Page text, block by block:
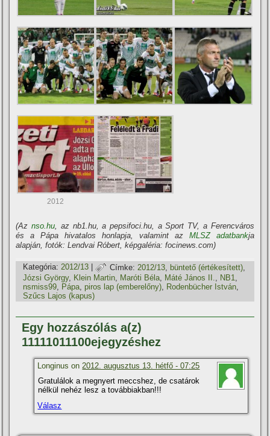
2012
(Aznso.hu, az nb1.hu, a pepsifoci.hu, a Sport TV, a Ferencváros
és a Pápa hivatalos honlapja, valamint az MLSZ adatbankja
alapján, fotók: Lendvai Róbert, képgaléria: focinews.com)
Kategória: 2012/13 | Címke: 2012/13 büntető (értékesí­tett)
Józsi György, Klein Martin, Maróti Béla, Máté János II., NB1,
nsmiss99, Pápa,piros lap (emberelőny), Rodenbücher István,
Szűcs Lajos (kapus)
Egy hozzászólás a(z)
11111011100ejegyzéshez
Longinus on2012. augusztus 13. hétfő - 07:25
Gratulálok a megnyert meccshez, de csatárok
nélkül nehéz lesz a továbbiakban!!!
Válasz